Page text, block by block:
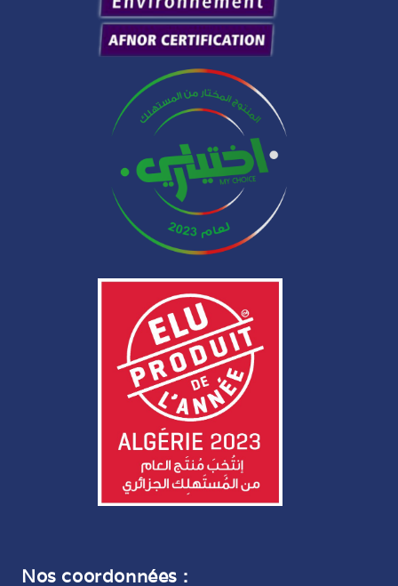
Nos coordonnées :